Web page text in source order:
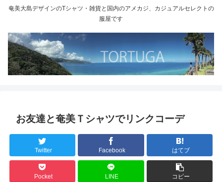
奄美大島デザインのTシャツ・雑貨と国内のアメカジ、カジュアルセレクトの
服屋です
お友達と奄美Ｔシャツでリンクコーデ
Twitter Facebook はてブ
Pocket LINE コピー